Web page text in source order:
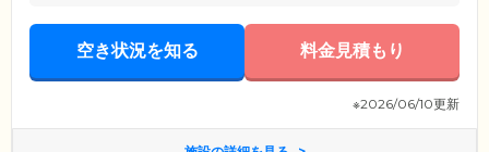
空き状況を知る 料金見積もり
※2026/06/10更新